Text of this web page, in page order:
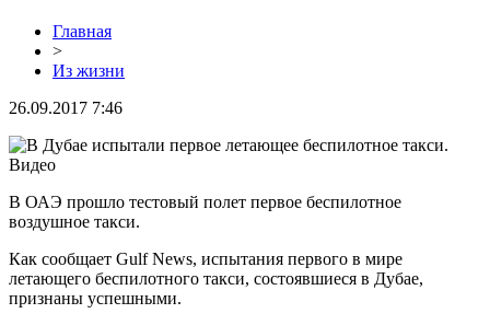
Главная
>
Из жизни
26.09.2017 7:46
В ОАЭ прошло тестовый полет первое беспилотное
воздушное такси.
Как сообщает Gulf News, испытания первого в мире
летающего беспилотного такси, состоявшиеся в Дубае,
признаны успешными.